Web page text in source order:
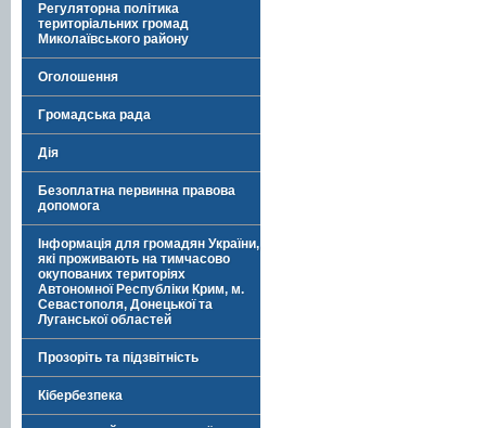
Регуляторна політика
територіальних громад
Миколаївського району
Оголошення
Громадська рада
Дія
Безоплатна первинна правова
допомога
Інформація для громадян України,
які проживають на тимчасово
окупованих територіях
Автономної Республіки Крим, м.
Севастополя, Донецької та
Луганської областей
Прозоріть та підзвітність
Кібербезпека